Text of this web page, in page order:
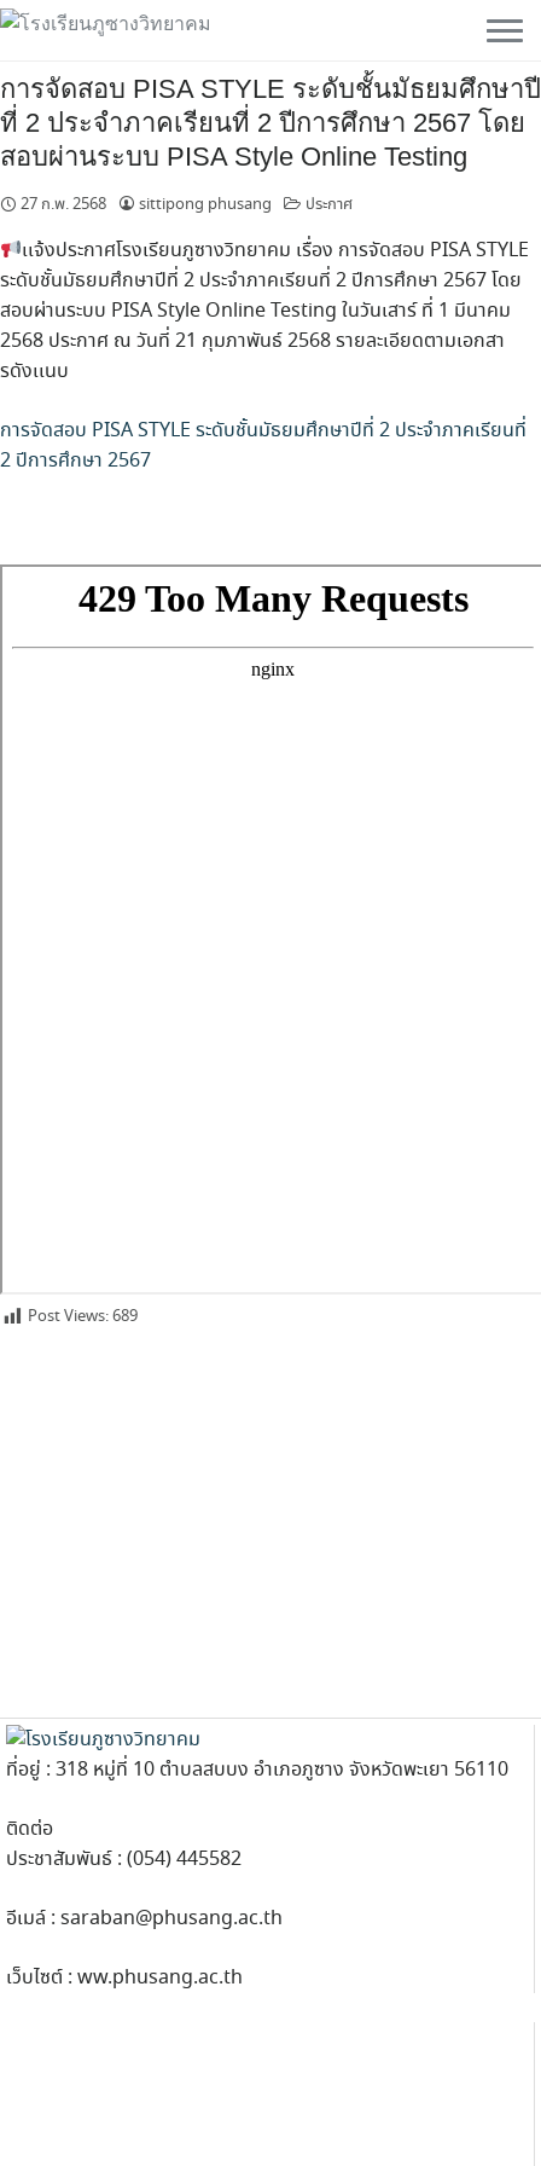
Skip
content
การจัดสอบ PISA STYLE ระดับชั้นมัธยมศึกษาปี
ที่ 2 ประจำภาคเรียนที่ 2 ปีการศึกษา 2567 โดย
สอบผ่านระบบ PISA Style Online Testing
27 ก.พ. 2568 sittipong phusang ประกาศ
เเจ้งประกาศโรงเรียนภูซางวิทยาคม เรื่อง การจัดสอบ PISA STYLE
ระดับชั้นมัธยมศึกษาปีที่ 2 ประจำภาคเรียนที่ 2 ปีการศึกษา 2567 โดย
สอบผ่านระบบ PISA Style Online Testing ในวันเสาร์ ที่ 1 มีนาคม
2568 ประกาศ ณ วันที่ 21 กุมภาพันธ์ 2568 รายละเอียดตามเอกสา
รดังเเนบ
การจัดสอบ PISA STYLE ระดับชั้นมัธยมศึกษาปีที่ 2 ประจำภาคเรียนที่
2 ปีการศึกษา 2567
Post Views:689
ที่อยู่ : 318 หมู่ที่ 10 ตำบลสบบง อำเภอภูซาง จังหวัดพะเยา 56110
ติดต่อ
ประชาสัมพันธ์ : (054) 445582
อีเมล์ : saraban@phusang.ac.th
เว็บไซต์ : ww.phusang.ac.th